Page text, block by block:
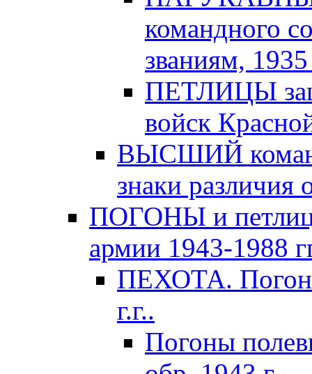
командного
званиям,
ПЕТЛИЦЫ
войск
ВЫСШИЙ
знаки различия
ПОГОНЫ и
армии 1943-1988
ПЕХОТА.
г.г..
Погоны